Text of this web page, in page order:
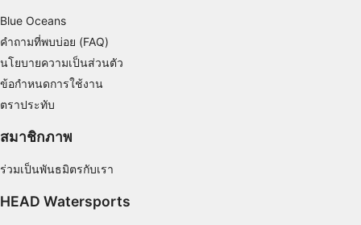
Blue Oceans
คำถามที่พบบ่อย (FAQ)
นโยบายความเป็นส่วนตัว
ข้อกำหนดการใช้งาน
ตราประทับ
สมาชิกภาพ
ร่วมเป็นพันธมิตรกับเรา
HEAD Watersports
combinations of data from different sources
Develop and improve services
Use limited data to select content
Use precise geolocation data
Identify devices based on information